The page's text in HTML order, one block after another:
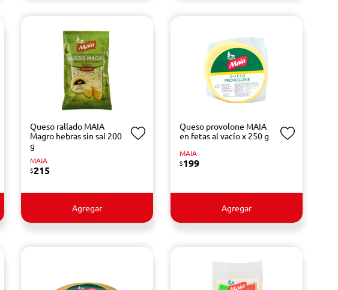
Queso rallado MAIA
Magro hebras sin sal 200
g
MAIA
$215
Agregar
Queso provolone MAIA
en fetas al vacío x 250 g
MAIA
$199
Agregar